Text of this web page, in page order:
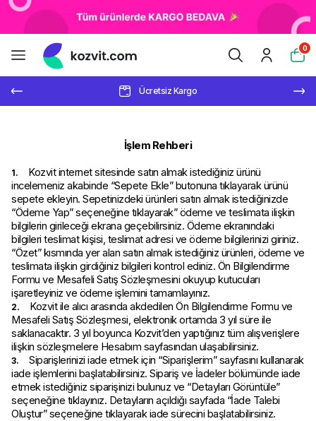
0
Ücretsiz Kargo
İşlem Rehberi
1.
Kozvit internet sitesinde satın almak istediğiniz ürünü
incelemeniz akabinde “Sepete Ekle” butonuna tıklayarak ürünü
sepete ekleyin. Sepetinizdeki ürünleri satın almak istediğinizde
“Ödeme Yap” seçeneğine tıklayarak” ödeme ve teslimata ilişkin
bilgilerin girileceği ekrana geçebilirsiniz. Ödeme ekranındaki
bilgileri teslimat kişisi, teslimat adresi ve ödeme bilgilerinizi giriniz.
“Özet” kısmında yer alan satın almak istediğiniz ürünleri, ödeme ve
teslimata ilişkin girdiğiniz bilgileri kontrol ediniz. Ön Bilgilendirme
Formu ve Mesafeli Satış Sözleşmesini okuyup kutucuları
işaretleyiniz ve ödeme işlemini tamamlayınız.
2.
Kozvit ile alıcı arasında akdedilen Ön Bilgilendirme Formu ve
Mesafeli Satış Sözleşmesi, elektronik ortamda 3 yıl süre ile
saklanacaktır. 3 yıl boyunca Kozvit’den yaptığınız tüm alışverişlere
ilişkin sözleşmelere Hesabım sayfasından ulaşabilirsiniz.
3.
Siparişlerinizi iade etmek için “Siparişlerim” sayfasını kullanarak
iade işlemlerini başlatabilirsiniz. Sipariş ve İadeler bölümünde iade
etmek istediğiniz siparişinizi bulunuz ve “Detayları Görüntüle”
seçeneğine tıklayınız. Detayların açıldığı sayfada “İade Talebi
Oluştur” seçeneğine tıklayarak iade sürecini başlatabilirsiniz.